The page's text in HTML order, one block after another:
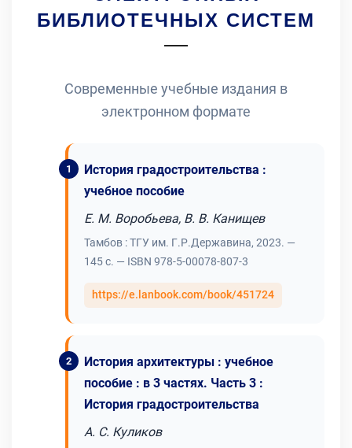
БИБЛИОТЕЧНЫХ СИСТЕМ
Современные учебные издания в
электронном формате
История градостроительства :
учебное пособие
Е. М. Воробьева, В. В. Канищев
Тамбов : ТГУ им. Г.Р.Державина, 2023. —
145 с. — ISBN 978-5-00078-807-3
https://e.lanbook.com/book/451724
История архитектуры : учебное
пособие : в 3 частях. Часть 3 :
История градостроительства
А. С. Куликов